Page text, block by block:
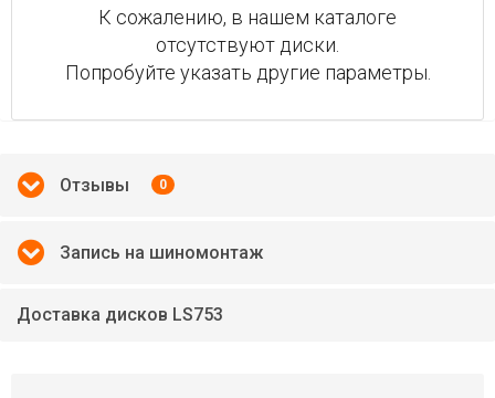
К сожалению, в нашем каталоге
отсутствуют диски.
Попробуйте указать другие параметры.
Отзывы 0
Запись на шиномонтаж
Доставка дисков LS753